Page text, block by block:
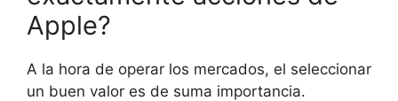
Apple?
A la hora de operar los mercados, el seleccionar
un buen valor es de suma importancia.